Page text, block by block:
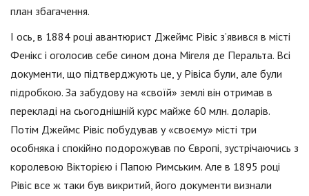
план збагачення.
І ось, в 1884 році авантюрист Джеймс Рівіс з’явився в місті
Фенікс і оголосив себе сином дона Мігеля де Перальта. Всі
документи, що підтверджують це, у Рівіса були, але були
підробкою. За забудову на «своїй» землі він отримав в
перекладі на сьогоднішній курс майже 60 млн. доларів.
Потім Джеймс Рівіс побудував у «своєму» місті три
особняка і спокійно подорожував по Європі, зустрічаючись з
королевою Вікторією і Папою Римським. Але в 1895 році
Рівіс все ж таки був викритий, його документи визнали